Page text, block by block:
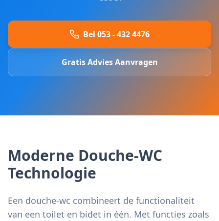
Bel 053 - 432 4476
Gratis Advies Aanvragen
Moderne Douche-WC
Technologie
Een douche-wc combineert de functionaliteit
van een toilet en bidet in één. Met functies zoals